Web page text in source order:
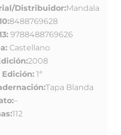
Distribuidor:Mandala
8488769628
9788488769626
Castellano
2008
Edición: 1ª
Tapa Blanda
–
112